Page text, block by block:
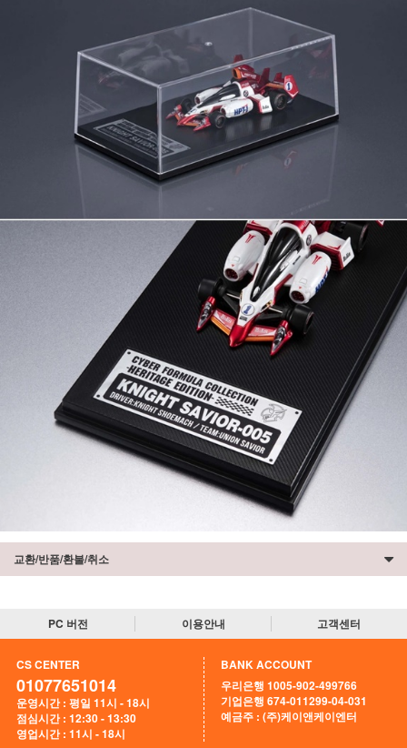
교환/반품/환불/취소
PC 버전 이용안내 고객센터
CS CENTER
01077651014
운영시간 : 평일 11시 - 18시
점심시간 : 12:30 - 13:30
영업시간 : 11시 - 18시
BANK ACCOUNT
우리은행 1005-902-499766
기업은행 674-011299-04-031
예금주 : (주)케이앤케이엔터